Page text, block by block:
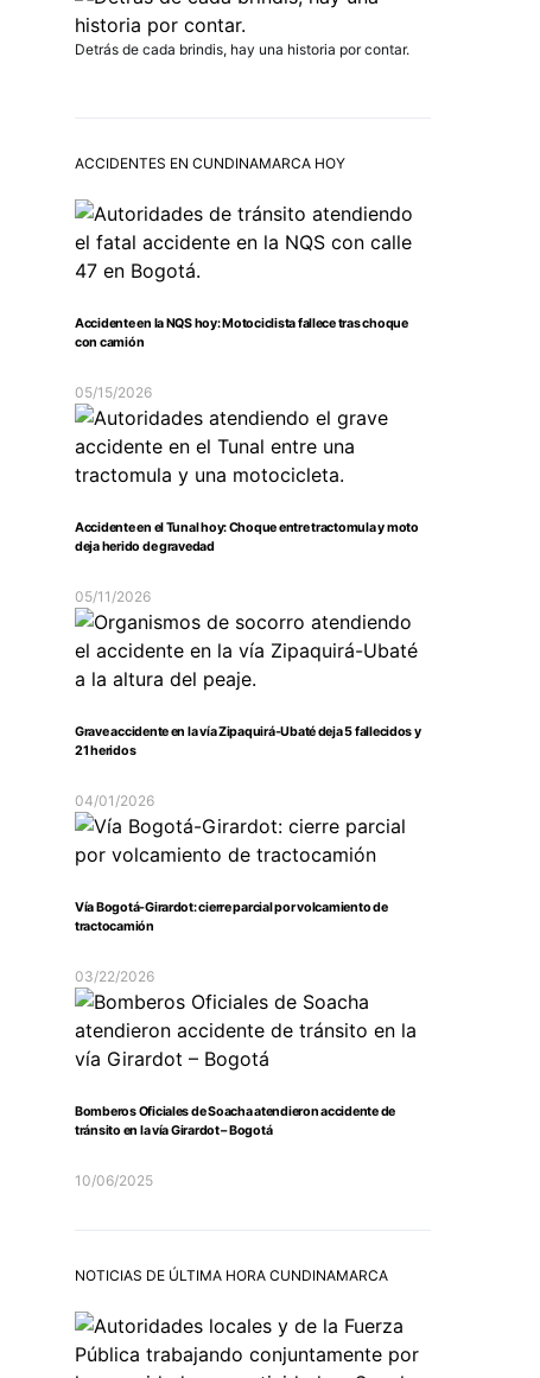
Detrás de cada brindis, hay una historia por contar.
ACCIDENTES EN CUNDINAMARCA HOY
Accidente en la NQS hoy: Motociclista fallece tras choque
con camión
05/15/2026
Accidente en el Tunal hoy: Choque entre tractomula y moto
deja herido de gravedad
05/11/2026
Grave accidente en la vía Zipaquirá-Ubaté deja 5 fallecidos y
21 heridos
04/01/2026
Vía Bogotá-Girardot: cierre parcial por volcamiento de
tractocamión
03/22/2026
Bomberos Oficiales de Soacha atendieron accidente de
tránsito en la vía Girardot – Bogotá
10/06/2025
NOTICIAS DE ÚLTIMA HORA CUNDINAMARCA